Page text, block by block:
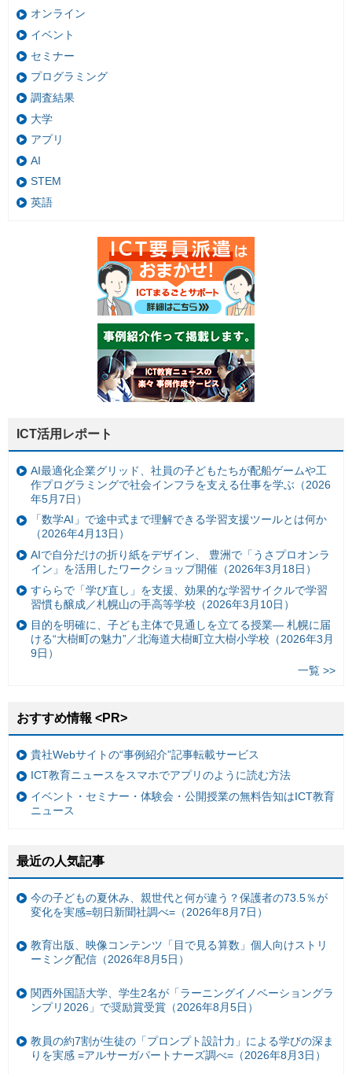
オンライン
イベント
セミナー
プログラミング
調査結果
大学
アプリ
AI
STEM
英語
ICT活用レポート
AI最適化企業グリッド、社員の子どもたちが配船ゲームや工
作プログラミングで社会インフラを支える仕事を学ぶ（2026
年5月7日）
「数学AI」で途中式まで理解できる学習支援ツールとは何か
（2026年4月13日）
AIで自分だけの折り紙をデザイン、 豊洲で「うさプロオンラ
イン」を活用したワークショップ開催（2026年3月18日）
すららで「学び直し」を支援、効果的な学習サイクルで学習
習慣も醸成／札幌山の手高等学校（2026年3月10日）
目的を明確に、子ども主体で見通しを立てる授業— 札幌に届
ける“大樹町の魅力”／北海道大樹町立大樹小学校（2026年3月
9日）
一覧 >>
おすすめ情報 <PR>
貴社Webサイトの“事例紹介”記事転載サービス
ICT教育ニュースをスマホでアプリのように読む方法
イベント・セミナー・体験会・公開授業の無料告知はICT教育
ニュース
最近の人気記事
今の子どもの夏休み、親世代と何が違う？保護者の73.5％が
変化を実感=朝日新聞社調べ=（2026年8月7日）
教育出版、映像コンテンツ「目で見る算数」個人向けストリ
ーミング配信（2026年8月5日）
関西外国語大学、学生2名が「ラーニングイノベーショングラ
ンプリ2026」で奨励賞受賞（2026年8月5日）
教員の約7割が生徒の「プロンプト設計力」による学びの深ま
りを実感 =アルサーガパートナーズ調べ=（2026年8月3日）